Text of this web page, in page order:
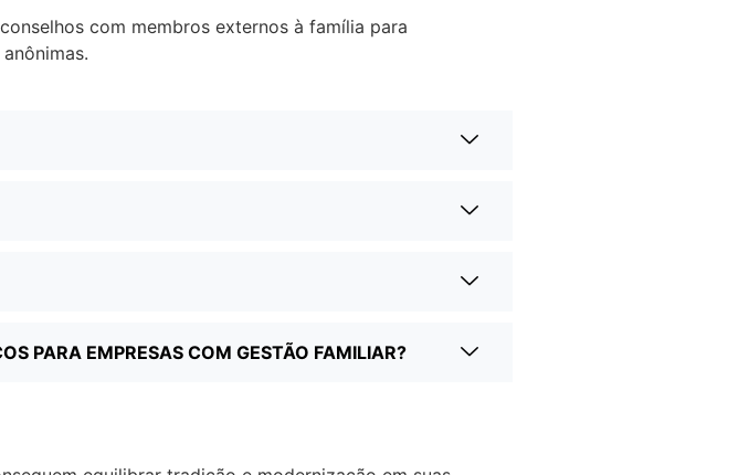
com membros externos à família para
PARA EMPRESAS COM GESTÃO FAMILIAR?